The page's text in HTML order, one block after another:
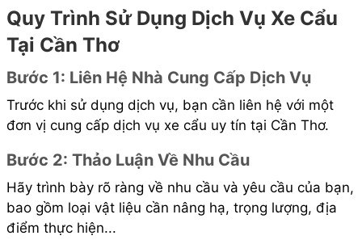
Quy Trình Sử Dụng Dịch Vụ Xe Cẩu
Tại Cần Thơ
Bước 1: Liên Hệ Nhà Cung Cấp Dịch Vụ
Trước khi sử dụng dịch vụ, bạn cần liên hệ với một
đơn vị cung cấp dịch vụ xe cẩu uy tín tại Cần Thơ.
Bước 2: Thảo Luận Về Nhu Cầu
Hãy trình bày rõ ràng về nhu cầu và yêu cầu của bạn,
bao gồm loại vật liệu cần nâng hạ, trọng lượng, địa
điểm thực hiện...